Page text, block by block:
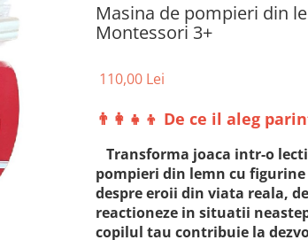
Masina de pompieri din
Montessori 3+
110,00 Lei
👨‍👩‍👧‍👦 De ce il aleg
Transforma joaca intr-o
pompieri din lemn cu
despre eroii din viata reala,
reactioneze in situatii
copilul tau contribuie la